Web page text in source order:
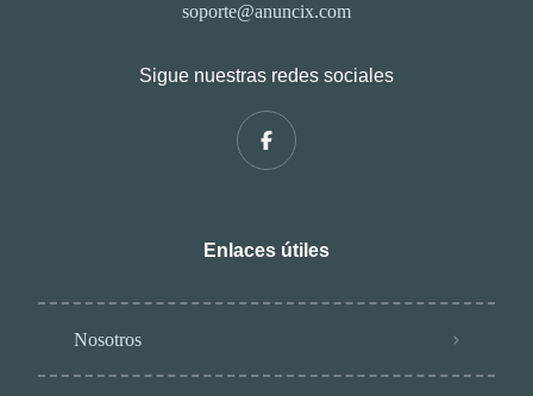
soporte@anuncix.com
Sigue nuestras redes sociales
Enlaces útiles
Nosotros